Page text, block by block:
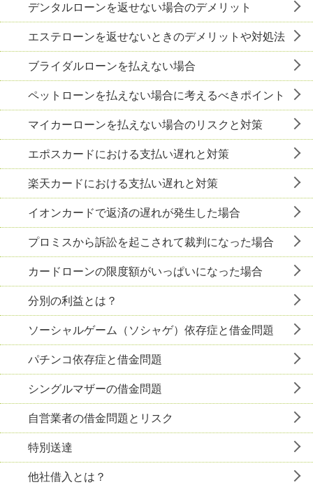
デンタルローンを返せない場合のデメリット
エステローンを返せないときのデメリットや対処法
ブライダルローンを払えない場合
ペットローンを払えない場合に考えるべきポイント
マイカーローンを払えない場合のリスクと対策
エポスカードにおける支払い遅れと対策
楽天カードにおける支払い遅れと対策
イオンカードで返済の遅れが発生した場合
プロミスから訴訟を起こされて裁判になった場合
カードローンの限度額がいっぱいになった場合
分別の利益とは？
ソーシャルゲーム（ソシャゲ）依存症と借金問題
パチンコ依存症と借金問題
シングルマザーの借金問題
自営業者の借金問題とリスク
特別送達
他社借入とは？